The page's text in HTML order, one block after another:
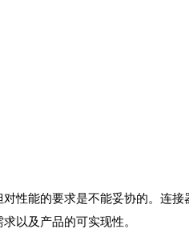
性能的要求是不能妥协的。连
以及产品的可实现性。